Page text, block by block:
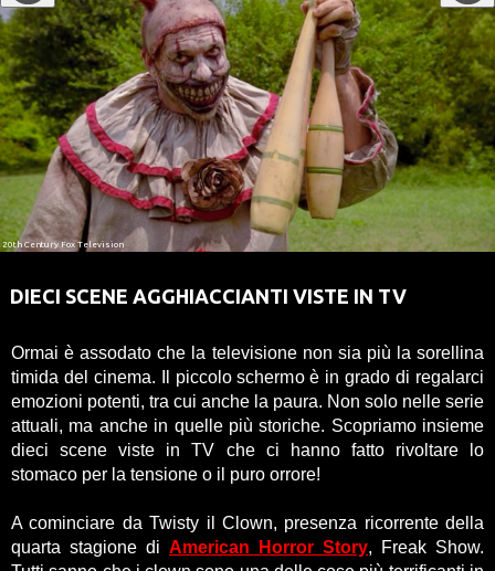
20th Century Fox Television
DIECI SCENE AGGHIACCIANTI VISTE IN TV
Ormai è assodato che la televisione non sia più la sorellina
timida del cinema. Il piccolo schermo è in grado di regalarci
emozioni potenti, tra cui anche la paura. Non solo nelle serie
attuali, ma anche in quelle più storiche. Scopriamo insieme
dieci scene viste in TV che ci hanno fatto rivoltare lo
stomaco per la tensione o il puro orrore!
A cominciare da Twisty il Clown, presenza ricorrente della
quarta stagione di American Horror Story, Freak Show.